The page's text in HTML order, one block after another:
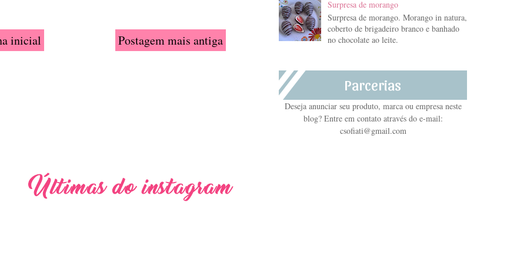
Postagem mais antiga
inicial
Surpresa de morango
Surpresa de morango. Morango in natura,
coberto de brigadeiro branco e banhado
no chocolate ao leite.
Parcerias
Deseja anunciar seu produto, marca ou empresa neste
blog? Entre em contato através do e-mail:
csofiati@gmail.com